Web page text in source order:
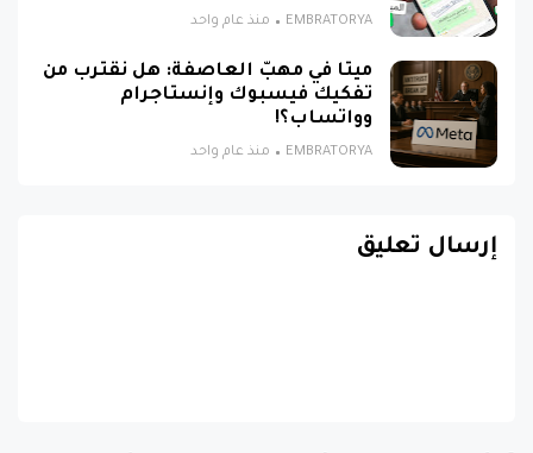
EMBRATORYA منذ عام واحد
ميتا في مهبّ العاصفة: هل نقترب من
تفكيك فيسبوك وإنستاجرام
وواتساب؟!
EMBRATORYA منذ عام واحد
إرسال تعليق